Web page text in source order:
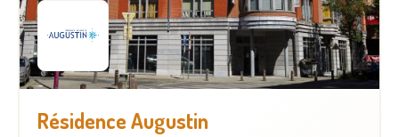
Résidence Augustin